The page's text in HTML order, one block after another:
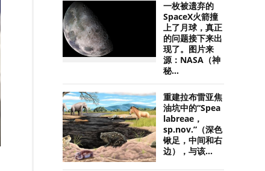
一枚被遗弃的
SpaceX火箭撞
上了月球，真正
的问题接下来出
现了。图片来
源：NASA（神
秘...
重建拉布雷亚焦
油坑中的“Spea
labreae，
sp.nov.”（深色
锹足，中间和右
边），与该...